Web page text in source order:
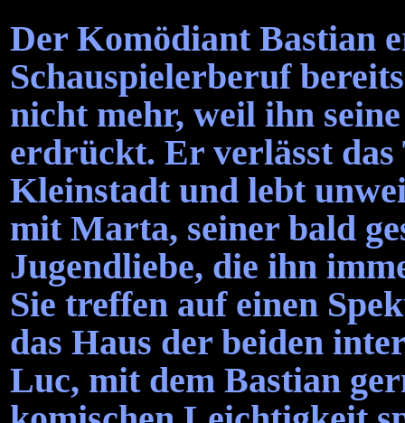
Der Komödiant Bastian
Schauspielerberuf
nicht mehr, weil ihn
erdrückt. Er verlässt
Kleinstadt und lebt
mit Marta, seiner bald
Jugendliebe, die ihn
Sie treffen auf einen
das Haus der beiden
Luc, mit dem Bastian